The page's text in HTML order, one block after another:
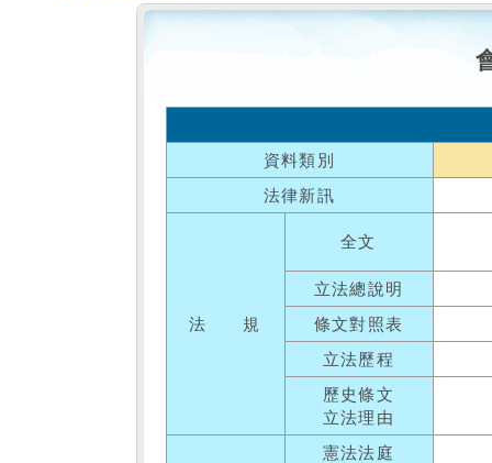
資料類別
法律新訊
法 規
全文
立法總說明
條文對照表
立法歷程
歷史條文
立法理由
憲法法庭